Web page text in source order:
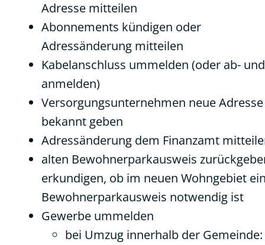
Adresse mitteilen
Abonnements kündigen oder
Adressänderung mitteilen
Kabelanschluss ummelden (oder ab- und
anmelden)
Versorgungsunternehmen neue Adresse
bekannt geben
Adressänderung dem Finanzamt
alten Bewohnerparkausweis
erkundigen, ob im neuen Wohngebiet
Bewohnerparkausweis notwendig ist
Gewerbe ummelden
bei Umzug innerhalb der Gemeinde: